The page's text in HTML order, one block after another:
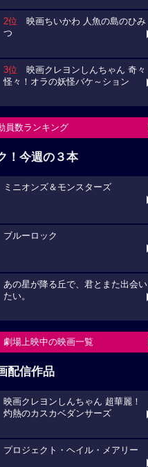
2位 映画ちいかわ 人魚の島のひみ
つ
3位 映画クレヨンしんちゃん 奇々
怪々！オラの妖怪バケ～ション
員数ランキング
！今週の３本
ミニオンズ＆モンスターズ
ブルーロック
あの星が降る丘で、君とまた出会い
たい。
劇場上映中の映画一覧
配信作品
映画クレヨンしんちゃん 超華麗！
灼熱のカスカベダンサーズ
プロジェクト・ヘイル・メアリー